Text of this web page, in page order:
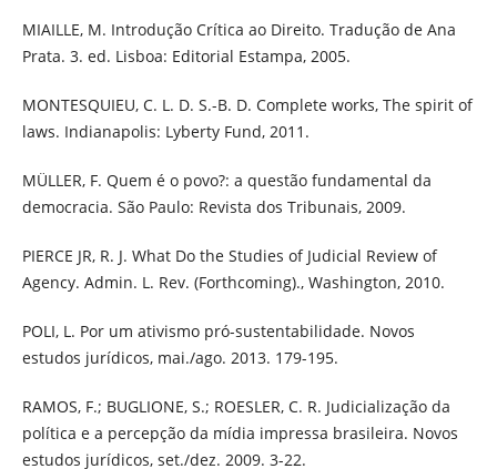
MIAILLE, M. Introdução Crítica ao Direito. Tradução de Ana
Prata. 3. ed. Lisboa: Editorial Estampa, 2005.
MONTESQUIEU, C. L. D. S.-B. D. Complete works, The spirit of
laws. Indianapolis: Lyberty Fund, 2011.
MÜLLER, F. Quem é o povo?: a questão fundamental da
democracia. São Paulo: Revista dos Tribunais, 2009.
PIERCE JR, R. J. What Do the Studies of Judicial Review of
Agency. Admin. L. Rev. (Forthcoming)., Washington, 2010.
POLI, L. Por um ativismo pró-sustentabilidade. Novos
estudos jurídicos, mai./ago. 2013. 179-195.
RAMOS, F.; BUGLIONE, S.; ROESLER, C. R. Judicialização da
política e a percepção da mídia impressa brasileira. Novos
estudos jurídicos, set./dez. 2009. 3-22.